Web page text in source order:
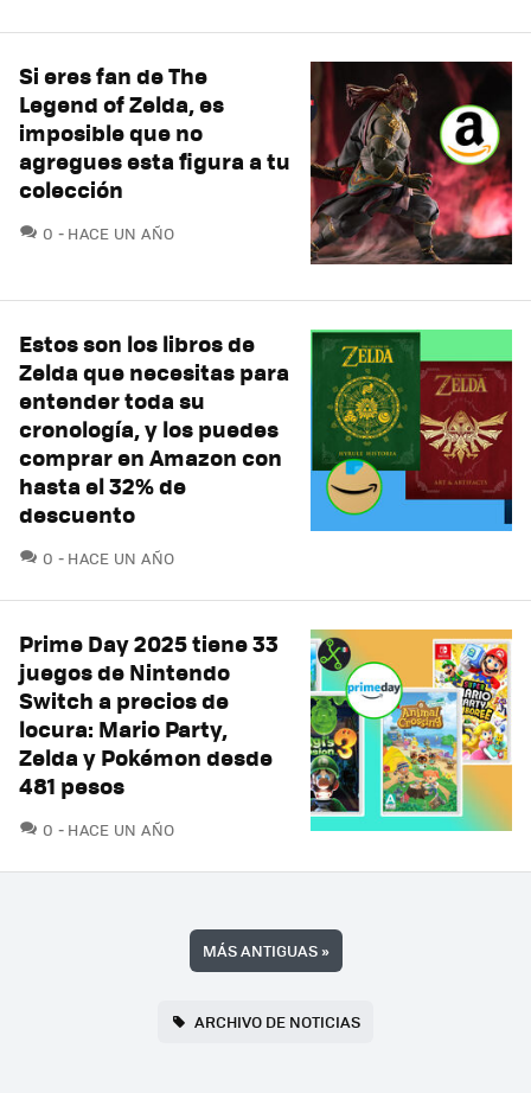
Si eres fan de The
Legend of Zelda, es
imposible que no
agregues esta figura a tu
colección
0 COMENTARIOS
HACE UN AÑO
Estos son los libros de
Zelda que necesitas para
entender toda su
cronología, y los puedes
comprar en Amazon con
hasta el 32% de
descuento
0 COMENTARIOS
HACE UN AÑO
Prime Day 2025 tiene 33
juegos de Nintendo
Switch a precios de
locura: Mario Party,
Zelda y Pokémon desde
481 pesos
0 COMENTARIOS
HACE UN AÑO
MÁS ANTIGUAS»
ARCHIVO DE NOTICIAS